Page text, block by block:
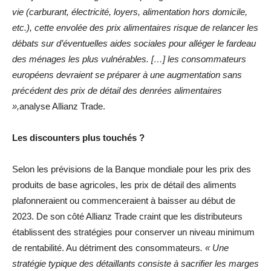
vie (carburant, électricité, loyers, alimentation hors domicile,
etc.), cette envolée des prix alimentaires risque de relancer les
débats sur d’éventuelles aides sociales pour alléger le fardeau
des ménages les plus vulnérables. […] les consommateurs
européens devraient se préparer à une augmentation sans
précédent des prix de détail des denrées alimentaires
»,analyse Allianz Trade.
Les discounters plus touchés ?
Selon les prévisions de la Banque mondiale pour les prix des
produits de base agricoles, les prix de détail des aliments
plafonneraient ou commenceraient à baisser au début de
2023. De son côté Allianz Trade craint que les distributeurs
établissent des stratégies pour conserver un niveau minimum
de rentabilité. Au détriment des consommateurs. « Une
stratégie typique des détaillants consiste à sacrifier les marges